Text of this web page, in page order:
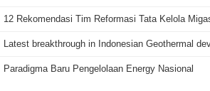
12 Rekomendasi Tim Reformasi Tata Kelola
Latest breakthrough in Indonesian Geothermal
Paradigma Baru Pengelolaan Energy Nasional